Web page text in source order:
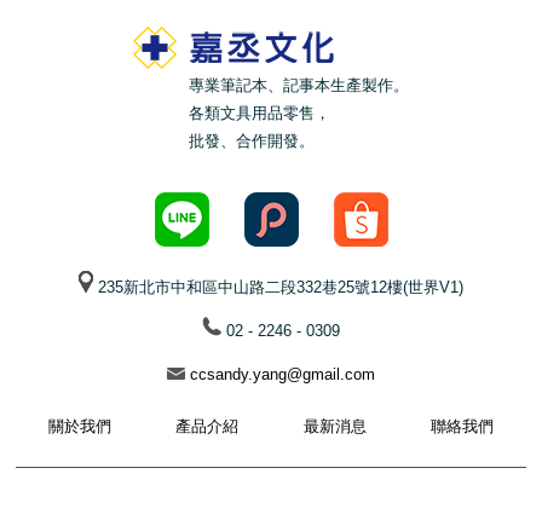
專業筆記本、記事本生產製作。
各類文具用品零售，
批發、合作開發。
235新北市中和區中山路二段332巷25號12樓(世界V1)
02 - 2246 - 0309
ccsandy.yang@gmail.com
關於我們 產品介紹 最新消息 聯絡我們